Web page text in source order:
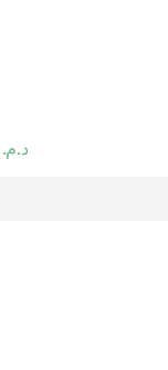
د.م.